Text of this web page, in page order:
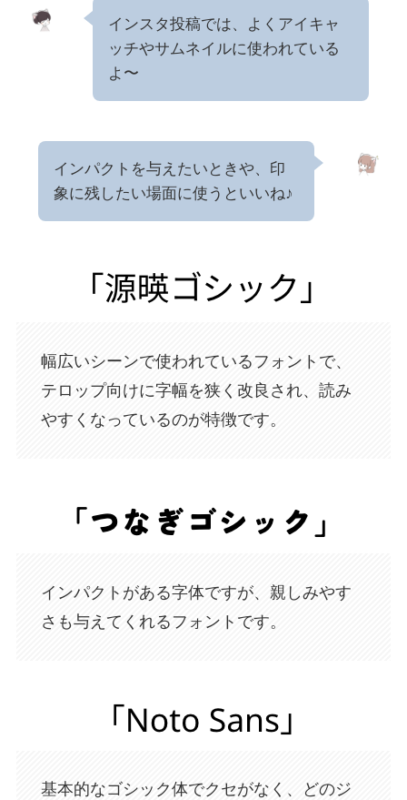
インスタ投稿では、よくアイキャ
ッチやサムネイルに使われている
よ〜
インパクトを与えたいときや、印
象に残したい場面に使うといいね♪
幅広いシーンで使われているフォントで、
テロップ向けに字幅を狭く改良され、読み
やすくなっているのが特徴です。
インパクトがある字体ですが、親しみやす
さも与えてくれるフォントです。
基本的なゴシック体でクセがなく、どのジ